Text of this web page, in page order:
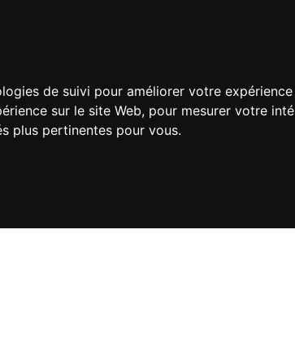
de suivi pour améliorer votre
sur le site Web, pour mesurer votre
plus pertinentes pour vous.